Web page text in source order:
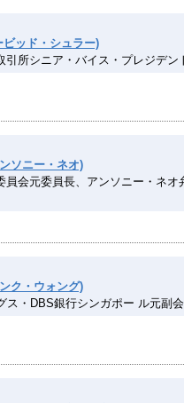
ッド・シュラー)
引所シニア・バイス・プレジデン
ソニー・ネオ)
員会元委員長、アンソニー・ネオ
ク・ウォング)
ス・DBS銀行シンガポー ル元副